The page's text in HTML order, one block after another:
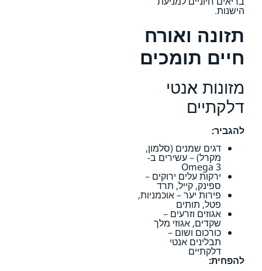
הישנות.
תזונה ואורח
חיים תומכים
מזונות אנטי
דלקתיים
להגביר:
דגים שמנים (סלמון,
מקרל) – עשירים ב-
Omega 3
ירקות עלים ירוקים –
ספינק, קייל, תרד
פירות יער – אוכמניות,
פטל, תותים
אגוזים וזרעים –
שקדים, אגוזי מלך
כורכום ושום –
תבלינים אנטי
דלקתיים
להפחית: